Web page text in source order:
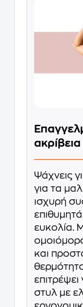
ακρίβεια
Ψάχνεις
για τα
ισχυρή
ευκολία.
και
στυλ με